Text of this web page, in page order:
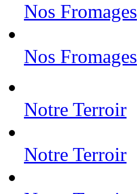
Nos Fromages
Nos Fromages
Notre Terroir
Notre Terroir